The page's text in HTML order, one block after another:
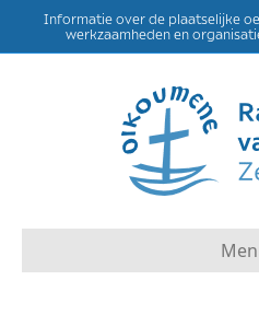
Informatie over de plaatselijke
werkzaamheden en